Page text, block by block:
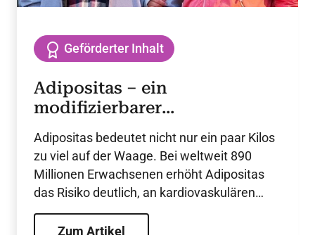
Geförderter Inhalt
Adipositas – ein
modifizierbarer
kardiovaskuläre Risikofaktor
Adipositas bedeutet nicht nur ein paar Kilos
zu viel auf der Waage. Bei weltweit 890
Millionen Erwachsenen erhöht Adipositas
das Risiko deutlich, an kardiovaskulären
Erkrankungen wie Hypertonie, Dyslipidämie
und Herzinsuffizienz zu erkranken und
Zum Artikel